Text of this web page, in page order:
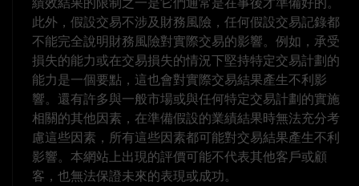
此外，假設交易不涉及財務風險，任何假設交易記錄都
不能完全說明財務風險對實際交易的影響。例如，承受
損失的能力或在交易損失的情況下堅持特定交易計劃的
能力是一個要點，這也會對實際交易結果產生不利影
響。還有許多與一般市場或與任何特定交易計劃的實施
相關的其他因素，在準備假設的業績結果時無法充分考
慮這些因素，所有這些因素都可能對交易結果產生不利
影響。本網站上出現的評價可能不代表其他客戶或顧
客，也無法保證未來的表現或成功。